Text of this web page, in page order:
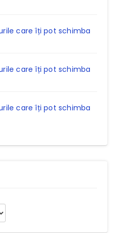
care îți pot schimba
care îți pot schimba
care îți pot schimba